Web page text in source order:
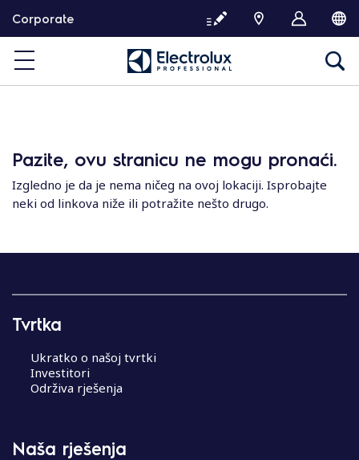
a
r
Corporate
Pazite, ovu stranicu ne mogu pronaći.
Izgledno je da je nema ničeg na ovoj lokaciji. Isprobajte
neki od linkova niže ili potražite nešto drugo.
Tvrtka
Ukratko o našoj tvrtki
Investitori
Održiva rješenja
Naša rješenja